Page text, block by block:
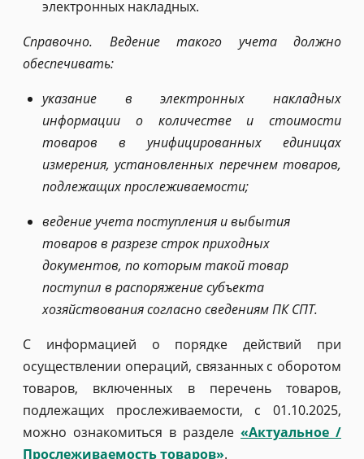
электронных накладных.
Справочно. Ведение такого учета должно
обеспечивать:
указание в электронных накладных
информации о количестве и стоимости
товаров в унифицированных единицах
измерения, установленных перечнем товаров,
подлежащих прослеживаемости;
ведение учета поступления и выбытия
товаров в разрезе строк приходных
документов, по которым такой товар
поступил в распоряжение субъекта
хозяйствования согласно сведениям ПК СПТ.
С информацией о порядке действий при
осуществлении операций, связанных с оборотом
товаров, включенных в перечень товаров,
подлежащих прослеживаемости, с 01.10.2025,
можно ознакомиться в разделе «Актуальное /
Прослеживаемость товаров».